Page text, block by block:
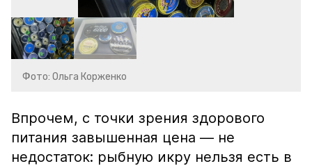
Фото: Ольга Корженко
Впрочем, с точки зрения здорового
питания завышенная цена — не
недостаток: рыбную икру нельзя есть в